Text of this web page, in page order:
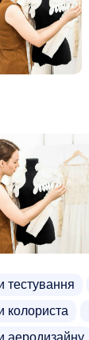
тестування
колориста
аеродизайну